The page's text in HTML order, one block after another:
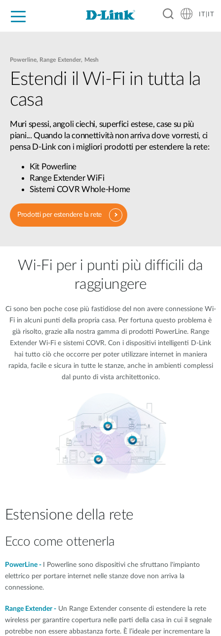
IT|IT
Powerline, Range Extender, Mesh
Estendi il Wi-Fi in tutta la
casa
Muri spessi, angoli ciechi, superfici estese, case su più
piani... Quando la connettività non arriva dove vorresti, ci
pensa D-Link con i migliori prodotti per estendere la rete:
Kit Powerline
Range Extender WiFi
Sistemi COVR Whole-Home
Prodotti per estendere la rete
Wi-Fi per i punti più difficili da
raggiungere
Ci sono ben poche cose più fastidiose del non avere connessione Wi-
Fi in alcuni punti della propria casa. Per fortuna questo problema è
già risolto, grazie alla nostra gamma di prodotti PowerLine. Range
Extender Wi-Fi e sistemi COVR. Con i dispositivi intelligenti D-Link
hai tutto ciò che occorre per poter utilizzare internet in maniera
rapida, facile e sicura in tutte le stanze, anche in ambienti complessi
dal punto di vista architettonico.
Estensione della rete
Ecco come ottenerla
PowerLine -
I Powerline sono dispositivi che sfruttano l'impianto
elettrico per portare internet nelle stanze dove non arriva la
connessione.
Range Extender - Un Range Extender consente di estendere la rete
wireless per garantire copertura nelle parti della casa in cui il segnale
potrebbe non essere abbastanza forte. È l’ideale per incrementare la